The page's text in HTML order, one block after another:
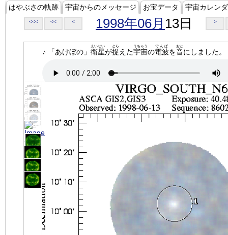
はやぶさの軌跡 宇宙からのメッセージ お宝データ 宇宙カレン
<<< << < 1998年06月 13日 >
♪ 「あけぼの」 衛星
えいせい
が捉
とら
えた宇宙
うちゅう
の電波
でんぱ
を音
おと
にしました。